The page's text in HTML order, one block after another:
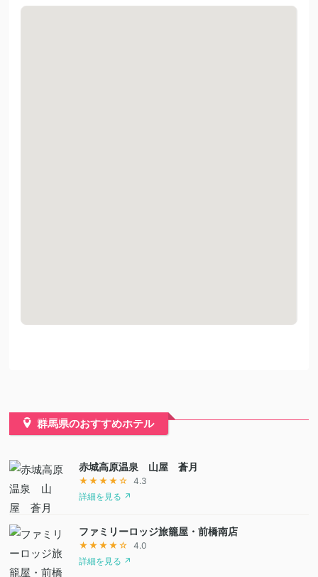
群馬県のおすすめホテル
赤城高原温泉 山屋 蒼月
★★★★☆
4.3
詳細を見る ↗
ファミリーロッジ旅籠屋・前橋南店
★★★★☆
4.0
詳細を見る ↗